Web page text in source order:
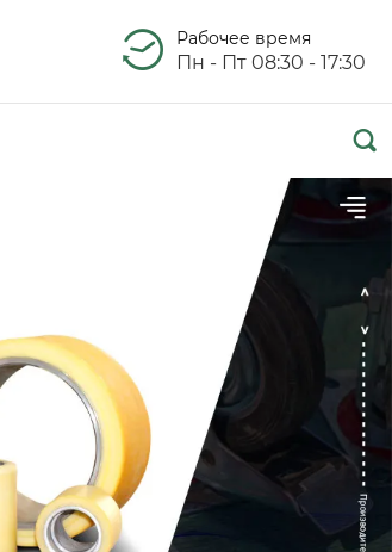
Рабочее время
Пн - Пт 08:30 - 17:30
